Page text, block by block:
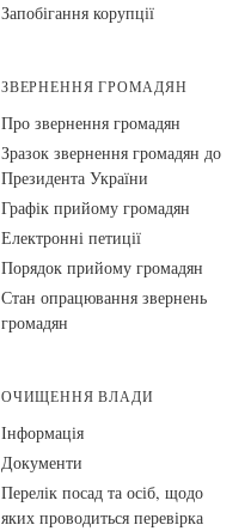
Запобігання корупції
ЗВЕРНЕННЯ ГРОМАДЯН
Про звернення громадян
Зразок звернення громадян до
Президента України
Графік прийому громадян
Електронні петиції
Порядок прийому громадян
Стан опрацювання звернень
громадян
ОЧИЩЕННЯ ВЛАДИ
Інформація
Документи
Перелік посад та осіб, щодо
яких проводиться перевірка